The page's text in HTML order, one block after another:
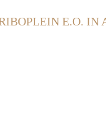
E.O. IN